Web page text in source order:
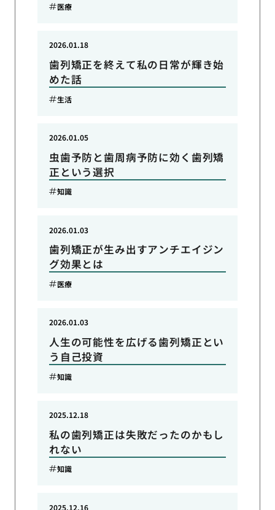
医療
歯列矯正を終えて私の日常が輝き始
めた話
2026.01.18
生活
虫歯予防と歯周病予防に効く歯列矯
正という選択
2026.01.05
知識
歯列矯正が生み出すアンチエイジン
グ効果とは
2026.01.03
医療
人生の可能性を広げる歯列矯正とい
う自己投資
2026.01.03
知識
私の歯列矯正は失敗だったのかもし
れない
2025.12.18
知識
2025.12.16